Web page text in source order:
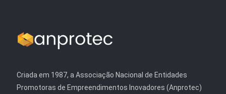
Criada em 1987, a Associação Nacional de Entidades
Promotoras de Empreendimentos Inovadores (Anprotec)